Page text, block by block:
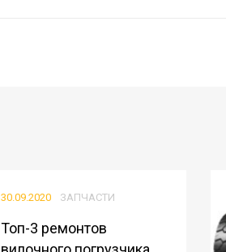
30.09.2020 ЗАПЧАСТИ
Топ-3 ремонтов